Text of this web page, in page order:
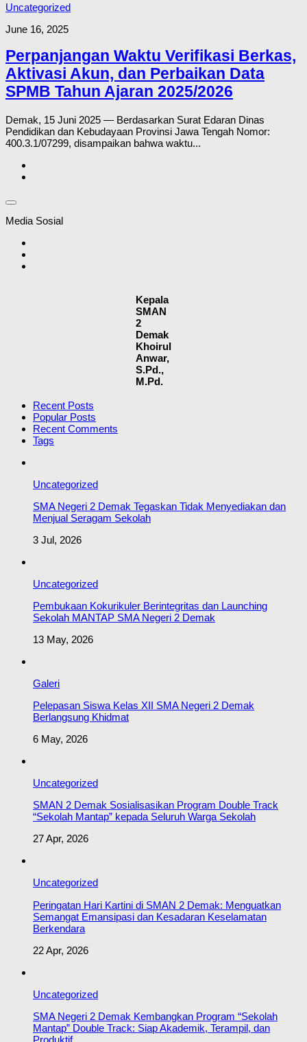
Uncategorized
June 16, 2025
Perpanjangan Waktu Verifikasi Berkas,
Aktivasi Akun, dan Perbaikan Data
SPMB Tahun Ajaran 2025/2026
Demak, 15 Juni 2025 — Berdasarkan Surat Edaran Dinas
Pendidikan dan Kebudayaan Provinsi Jawa Tengah Nomor:
400.3.1/07299, disampaikan bahwa waktu...
Media Sosial
Kepala
SMAN
2
Demak
Khoirul
Anwar,
S.Pd.,
M.Pd.
Recent Posts
Popular Posts
Recent Comments
Tags
Uncategorized
SMA Negeri 2 Demak Tegaskan Tidak Menyediakan dan
Menjual Seragam Sekolah
3 Jul, 2026
Uncategorized
Pembukaan Kokurikuler Berintegritas dan Launching
Sekolah MANTAP SMA Negeri 2 Demak
13 May, 2026
Galeri
Pelepasan Siswa Kelas XII SMA Negeri 2 Demak
Berlangsung Khidmat
6 May, 2026
Uncategorized
SMAN 2 Demak Sosialisasikan Program Double Track
“Sekolah Mantap” kepada Seluruh Warga Sekolah
27 Apr, 2026
Uncategorized
Peringatan Hari Kartini di SMAN 2 Demak: Menguatkan
Semangat Emansipasi dan Kesadaran Keselamatan
Berkendara
22 Apr, 2026
Uncategorized
SMA Negeri 2 Demak Kembangkan Program “Sekolah
Mantap” Double Track: Siap Akademik, Terampil, dan
Produktif